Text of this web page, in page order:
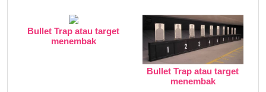
Bullet Trap atau target
menembak
Bullet Trap atau target
menembak